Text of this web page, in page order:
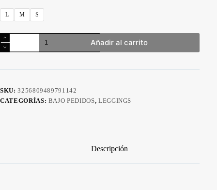
L M S
Traje
de
2
costuras
cantidad
Añadir al carrito
SKU:3256809489791142
CATEGORÍAS: BAJO PEDIDOS, LEGGINGS
Descripción